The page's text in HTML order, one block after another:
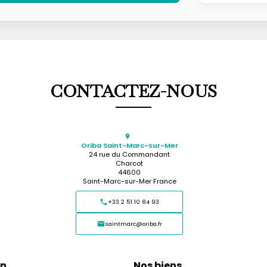
CONTACTEZ-NOUS
Oriba Saint-Marc-sur-Mer
24 rue du Commandant
Charcot
44600
Saint-Marc-sur-Mer France
+33 2 51 10 84 93
saintmarc@oriba.fr